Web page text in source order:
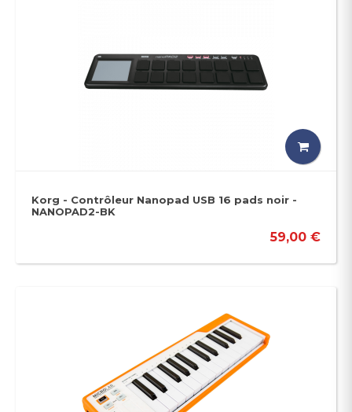
Korg - Contrôleur Nanopad USB 16 pads noir -
NANOPAD2-BK
59,00 €